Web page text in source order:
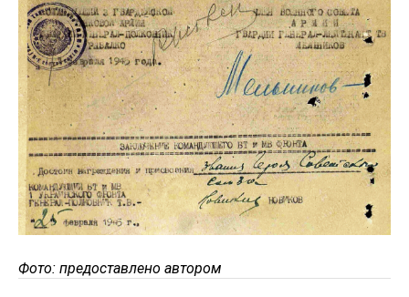
Фото: предоставлено автором